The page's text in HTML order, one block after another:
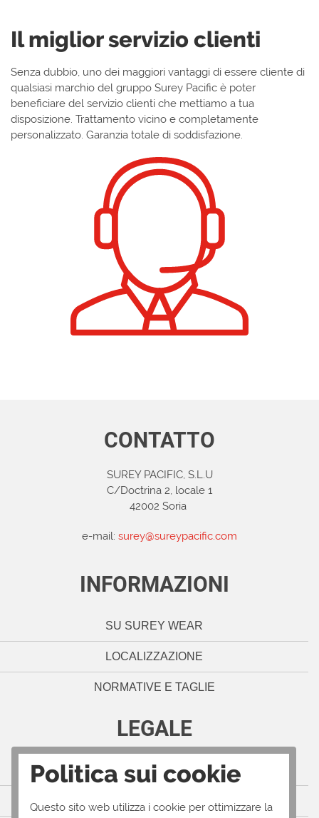
Il miglior servizio clienti
Senza dubbio, uno dei maggiori vantaggi di essere cliente di
qualsiasi marchio del gruppo Surey Pacific è poter
beneficiare del servizio clienti che mettiamo a tua
disposizione. Trattamento vicino e completamente
personalizzato. Garanzia totale di soddisfazione.
CONTATTO
SUREY PACIFIC, S.L.U
C/Doctrina 2, locale 1
42002 Soria
e-mail: surey@sureypacific.com
INFORMAZIONI
SU SUREY WEAR
LOCALIZZAZIONE
NORMATIVE E TAGLIE
LEGALE
NOTE LEGALI
POLITICA SULLA PRIVACY
Politica sui cookie
Questo sito web utilizza i cookie per ottimizzare la